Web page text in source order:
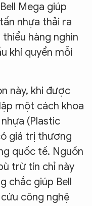
Mega giúp
nhựa thải ra
hàng nghìn
khí quyển mỗi
này, khi được
một cách khoa
(Plastic
giá trị thương
quốc tế. Nguồn
trừ tín chỉ này
chắc giúp Bell
công nghệ